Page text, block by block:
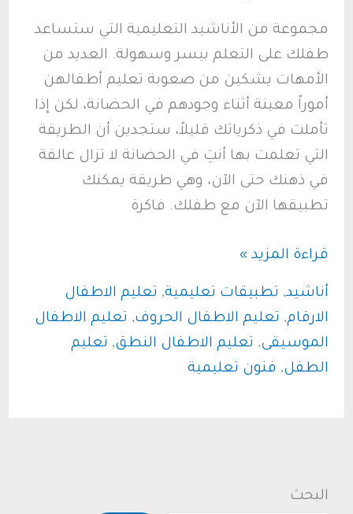
مجموعة من الأناشيد التعليمية التي ستساعد
طفلك على التعلم بيسر وسهولة. العديد من
الأمهات يشكين من صعوبة تعليم أطفالهن
أموراً معينة أثناء وجودهم في الحضانة، لكن إذا
تأملت في ذكرياتك قليلاً، ستجدين أن الطريقة
التي تعلمت بها أنتِ في الحضانة لا تزال عالقة
في ذهنك حتى الآن، وهي طريقة يمكنك
تطبيقها الآن مع طفلك. فاكرة
مجموعة
من
التعليمية
قراءة المزيد »
أناشيد, تطبيقات تعليمية, تعليم الاطفال
الارقام, تعليم الاطفال الحروف, تعليم الاطفال
الموسيقى, تعليم الاطفال النطق, تعليم
الطفل, فنون تعليمية
البحث